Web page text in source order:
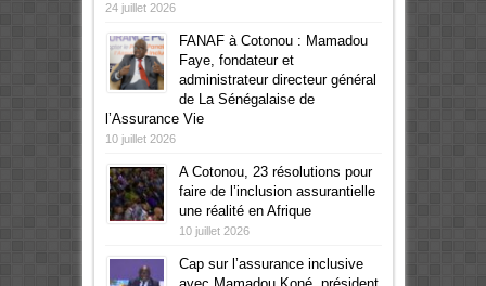
24 juillet 2026
FANAF à Cotonou : Mamadou
Faye, fondateur et
administrateur directeur général
de La Sénégalaise de
l’Assurance Vie
10 juillet 2026
A Cotonou, 23 résolutions pour
faire de l’inclusion assurantielle
une réalité en Afrique
10 juillet 2026
Cap sur l’assurance inclusive